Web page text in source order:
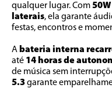
qualquer lugar. Com
laterais, ela garante
festas, encontros e
A bateria interna
até 14 horas de
de música sem
5.3 garante